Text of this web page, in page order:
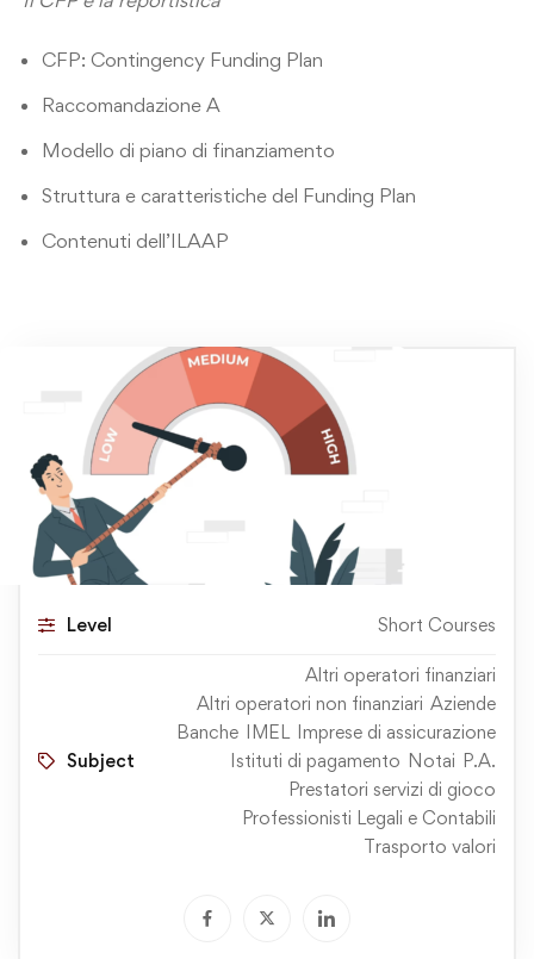
CFP: Contingency Funding Plan
Raccomandazione A
Modello di piano di finanziamento
Struttura e caratteristiche del Funding Plan
Contenuti dell’ILAAP
Level Short Courses
Subject
Altri operatori finanziari
Altri operatori non finanziari Aziende
Banche IMEL Imprese di assicurazione
Istituti di pagamento Notai P.A.
Prestatori servizi di gioco
Professionisti Legali e Contabili
Trasporto valori